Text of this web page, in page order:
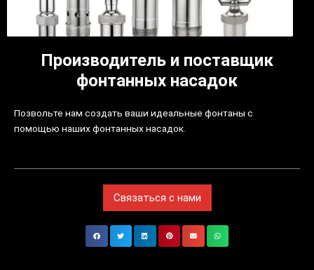
Производитель и поставщик
фонтанных насадок
Позвольте нам создать ваши идеальные фонтаны с
помощью наших фонтанных насадок.
Связаться с нами